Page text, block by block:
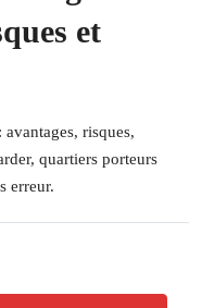
et
risques,
quartiers porteurs
erreur.